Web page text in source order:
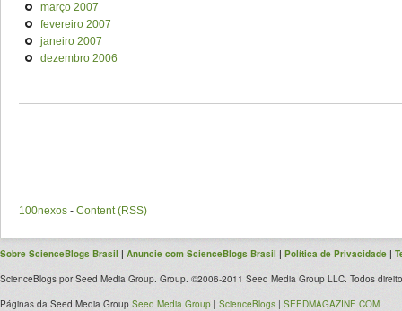
março 2007
fevereiro 2007
janeiro 2007
dezembro 2006
100nexos - Content (RSS)
Sobre ScienceBlogs Brasil | Anuncie com ScienceBlogs Brasil | Política de Privacidade |
ScienceBlogs por Seed Media Group. Group. ©2006-2011 Seed Media Group LLC. Todos
Páginas da Seed Media Group Seed Media Group | ScienceBlogs | SEEDMAGAZINE.COM